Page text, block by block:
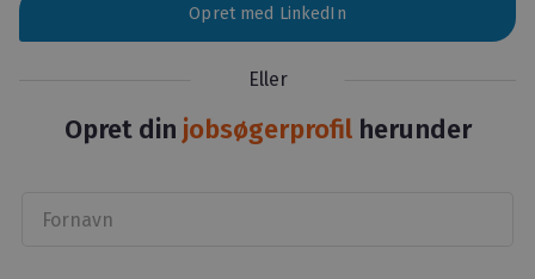
Opret med LinkedIn
Eller
Opret din jobsøgerprofil herunder
Fornavn